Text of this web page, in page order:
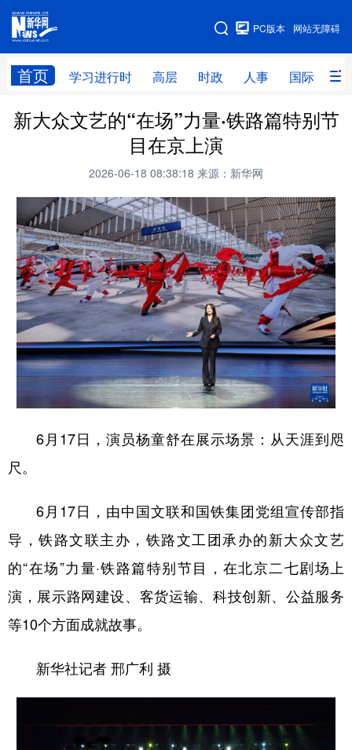
网站无障碍
PC版本
首页 学习进行时 高层 时政 人事 国际 财
网站地图
学习进行时 高层 时政 人事
财经 网评
全球连线
科技 科创 量子 体育
文化 书画 健康 军事
访谈 视频 图片 政务
法律 中央文件 金融 汽车
食品 人居 信息化 数字经济
学术中国 乡村振兴 银龄 溯源中国
彩票 娱乐 时尚 悦读
文化产业
地方频道
北京 天津 河北 山西
浙江 安徽
广西 海南 重庆
新大众文艺的“在场”力量·铁路篇特别节
目在京上演
2026-06-18 08:38:18 来源：新华网
6月17日，演员杨童舒在展示场景：从天涯到咫
尺。
6月17日，由中国文联和国铁集团党组宣传部指
导，铁路文联主办，铁路文工团承办的新大众文艺
的“在场”力量·铁路篇特别节目，在北京二七剧场上
演，展示路网建设、客货运输、科技创新、公益服务
等10个方面成就故事。
新华社记者 邢广利 摄